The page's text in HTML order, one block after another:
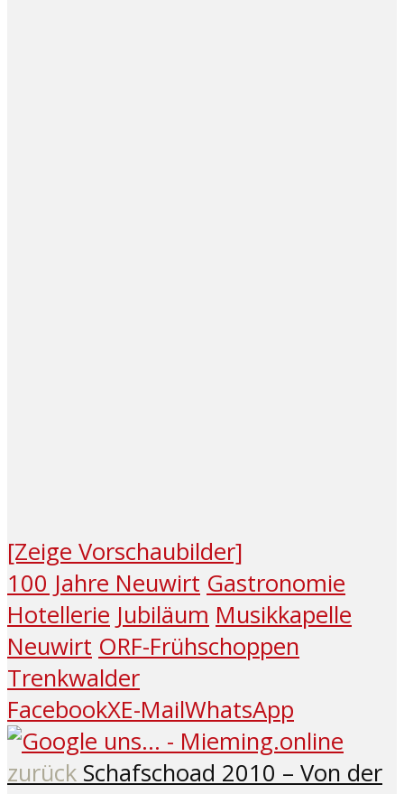
[Zeige Vorschaubilder]
100 Jahre Neuwirt Gastronomie
Hotellerie Jubiläum Musikkapelle
Neuwirt ORF-Frühschoppen
Trenkwalder
FacebookXE-MailWhatsApp
zurück Schafschoad 2010 – Von der